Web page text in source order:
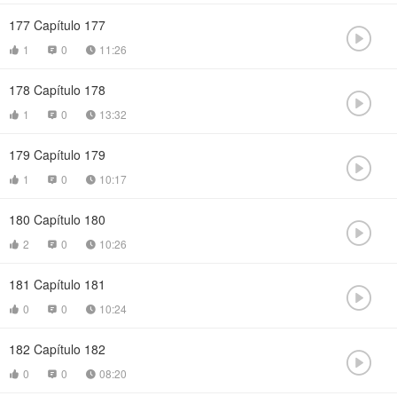
177 Capítulo 177
 1  0  11:26 
178 Capítulo 178
 1  0  13:32 
179 Capítulo 179
 1  0  10:17 
180 Capítulo 180
 2  0  10:26 
181 Capítulo 181
 0  0  10:24 
182 Capítulo 182
 0  0  08:20 